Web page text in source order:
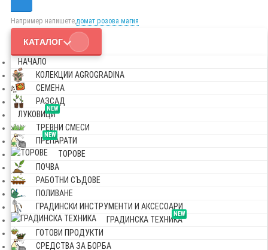
Например напишете,домат розова магия
КАТАЛОГ
НАЧАЛО
КОЛЕКЦИИ AGROGRADINA
СЕМЕНА
РАЗСАД
NEW
ЛУКОВИЦИ
ТРЕВНИ СМЕСИ
NEW
ПРЕПАРАТИ
ТОРОВЕ
ПОЧВА
РАБОТНИ СЪДОВЕ
ПОЛИВАНЕ
ГРАДИНСКИ ИНСТРУМЕНТИ И АКСЕСОАРИ
NEW
ГРАДИНСКА ТЕХНИКА
ГОТОВИ ПРОДУКТИ
СРЕДСТВА ЗА БОРБА